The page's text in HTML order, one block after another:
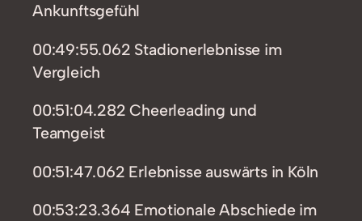
Ankunftsgefühl
00:49:55.062 Stadionerlebnisse im
Vergleich
00:51:04.282 Cheerleading und
Teamgeist
00:51:47.062 Erlebnisse auswärts in Köln
00:53:23.364 Emotionale Abschiede im